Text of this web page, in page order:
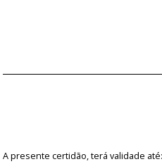
A presente certidão, terá validade